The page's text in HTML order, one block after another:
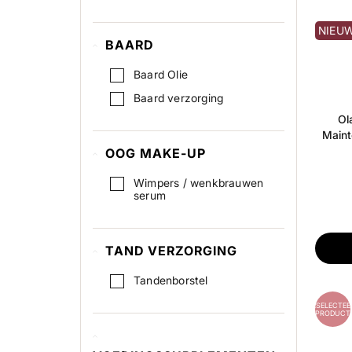
Clarins
Clean
Clean Up
Clinic Way
Coach
COOLA
Copenhagen Grooming
BAARD
Baard Olie
Baard verzorging
OOG MAKE-UP
Wimpers / wenkbrauwen
serum
TAND VERZORGING
Tandenborstel
PRODUCT